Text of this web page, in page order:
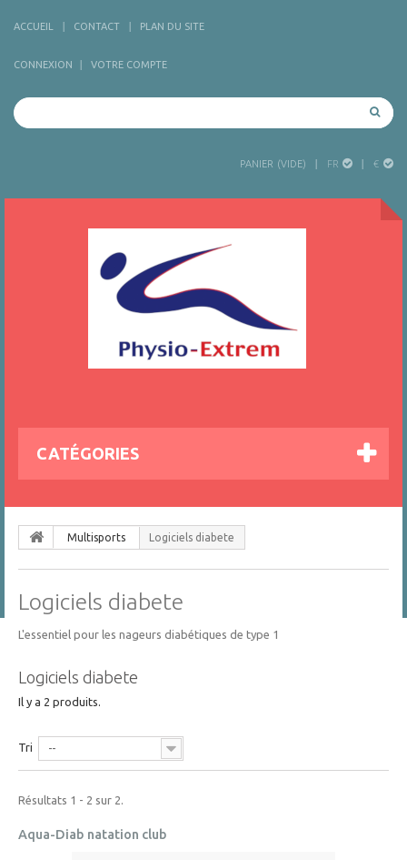
ACCUEIL CONTACT PLAN DU SITE
CONNEXION VOTRE COMPTE
€
FR
PANIER (VIDE)
CATÉGORIES
Multisports Logiciels diabete
Logiciels diabete
L'essentiel pour les nageurs diabétiques de type 1
Logiciels diabete
Il y a 2 produits.
Tri --
Résultats 1 - 2 sur 2.
Aqua-Diab natation club